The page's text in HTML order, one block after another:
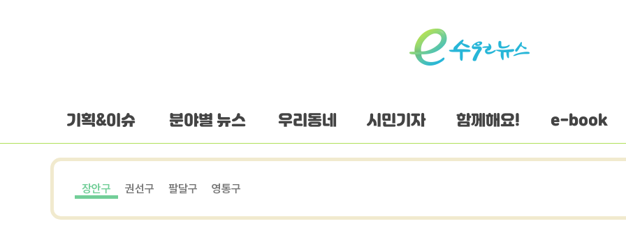
기획&이슈 분야별 뉴스 우리동네 시민기자 함께해요! e-book
장안구 권선구 팔달구 영통구